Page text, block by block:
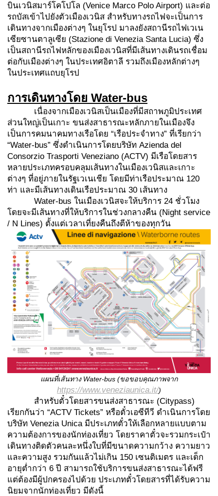
บินเวนิสมาร์โคโปโล (Venice Marco Polo Airport) และต่อ
รถบัสเข้าไปยังตัวเมืองเวนิส สำหรับทางรถไฟจะเป็นการ
เดินทางจากเมืองต่างๆ ในยุโรป มาลงยังสถานีรถไฟเวเน
เซียซานตาลูเซีย (Stazione di Venezia Santa Lucia) ซึ่ง
เป็นสถานีรถไฟหลักของเมืองเวนิสที่มีเส้นทางเดินรถเชื่อม
ต่อกับเมืองต่างๆ ในประเทศอิตาลี รวมถึงเมืองหลักต่างๆ
ในประเทศแถบยุโรป
การเดินทางโดย Water-bus
เนื่องจากเมืองเวนิสเป็นเมืองที่มีสถาพภูมิประเทศ
ส่วนใหญ่เป็นเกาะ ขนส่งสาธารณะหลักภายในเมืองจึง
เป็นการคมนาคมทางเรือโดย “เรือประจำทาง” ที่เรียกว่า
“Water-bus” ซึ่งดำเนินการโดยบริษัท Azienda del
Consorzio Trasporti Veneziano (ACTV) มีเรือโดยสาร
หลายประเภทครอบคลุมเส้นทางในเมืองเวนิสและเกาะ
ต่างๆ ที่อยู่ภายในรัฐเวเนเชีย โดยมีท่าเรือประมาณ 120
ท่า และมีเส้นทางเดินเรือประมาณ 30 เส้นทาง
Water-bus ในเมืองเวนิสจะให้บริการ 24 ชั่วโมง
โดยจะมีเส้นทางที่ให้บริการในช่วงกลางคืน (Night service
/ N Lines) ตั้งแต่เวลาเที่ยงคืนถึงตีห้าของทุกวัน
แผนที่เส้นทาง Water-bus (ขอขอบคุณภาพจาก
https://www.veneziaunica.it/)
สำหรับตั๋วโดยสารขนส่งสาธารณะ (Citypass)
เรียกกันว่า “ACTV Tickets” หรือตั๋วเอซีทีวี ดำเนินการโดย
บริษัท Venezia Unica มีประเภทตั๋วให้เลือกหลายแบบตาม
ความต้องการของนักท่องเที่ยว โดยราคาตั๋วจะรวมกระเป๋า
เดินทางติดตัวคนละหนึ่งใบที่มีขนาดความกว้าง ความยาว
และความสูง รวมกันแล้วไม่เกิน 150 เซนติเมตร และเด็ก
อายุต่ำกว่า 6 ปี สามารถใช้บริการขนส่งสาธารณะได้ฟรี
แต่ต้องมีผู้ปกครองไปด้วย ประเภทตั๋วโดยสารที่ได้รับความ
นิยมจากนักท่องเที่ยว มีดังนี้